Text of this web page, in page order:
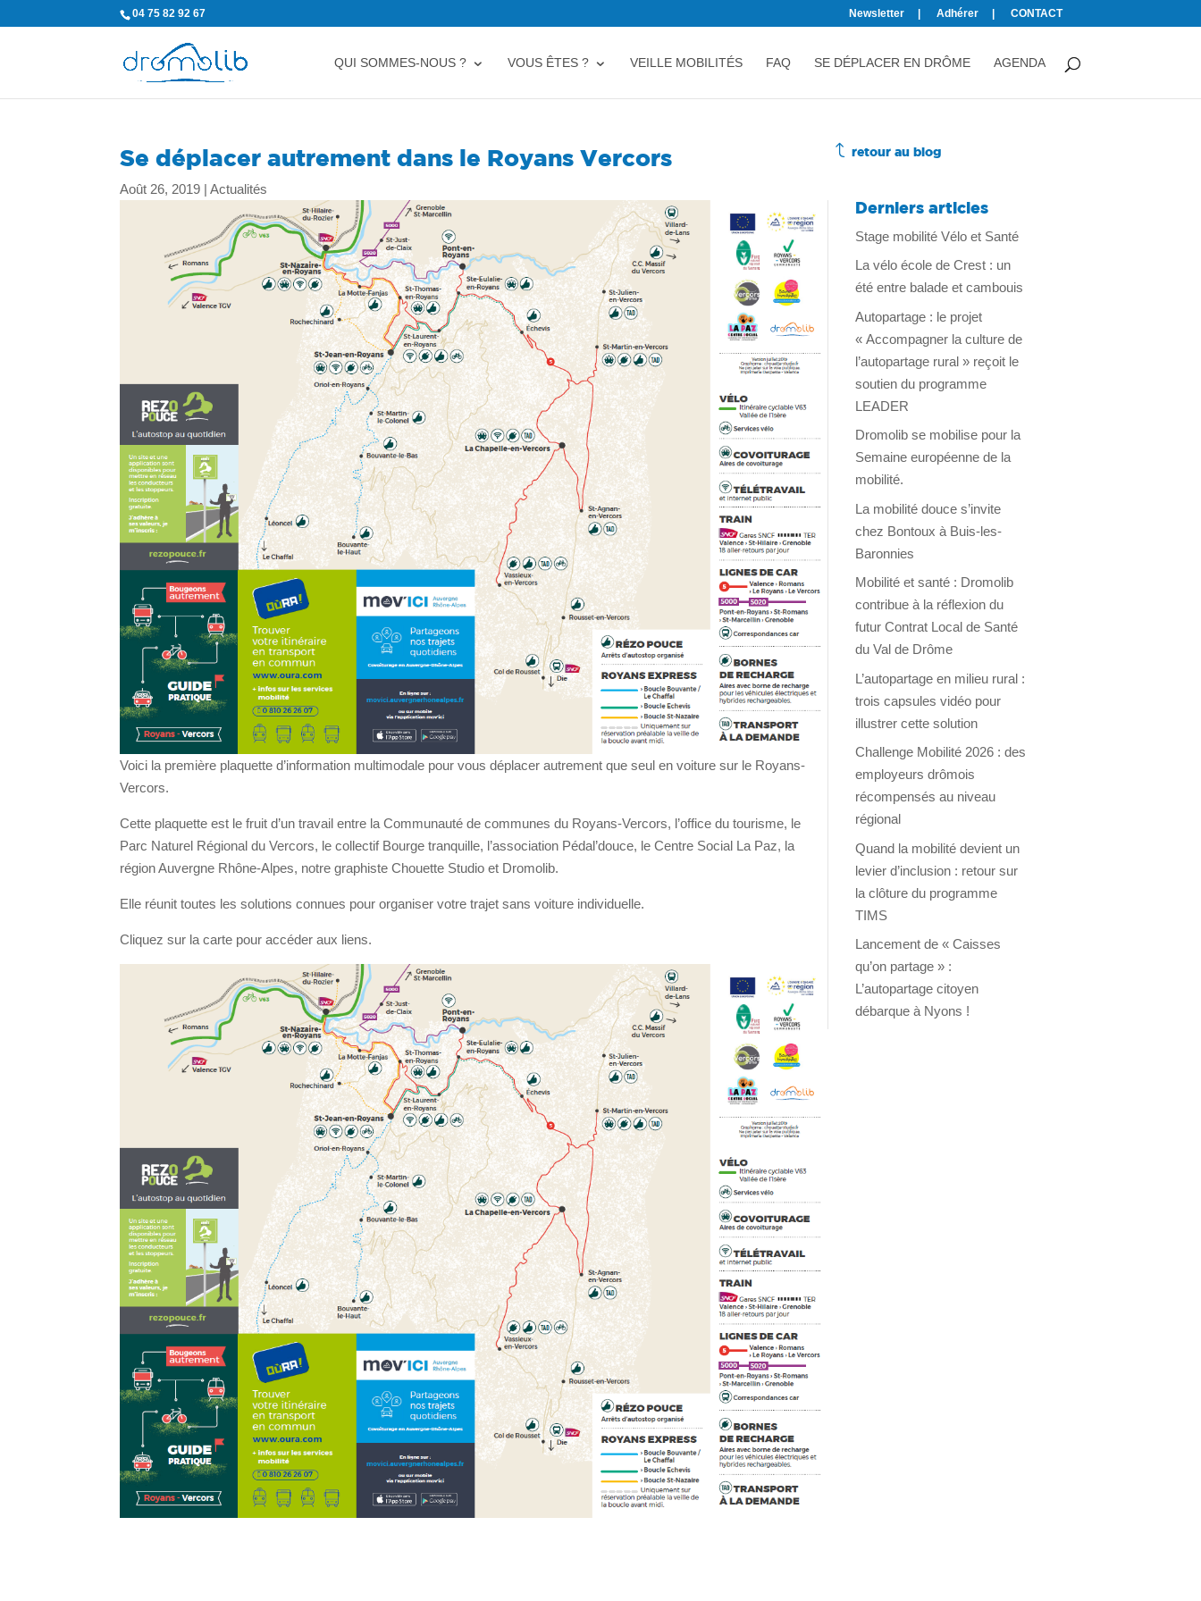
04 75 82 92 67 Newsletter Adhérer CONTACT
QUI SOMMES-NOUS ? VOUS ÊTES ? VEILLE MOBILITÉS FAQ SE DÉPLACER EN DRÔME AGENDA
Se déplacer autrement dans le Royans Vercors
Août 26, 2019 |Actualités
J retour au blog
Voici la première plaquette d’information multimodale pour vous déplacer autrement que seul en voiture sur le Royans-
Vercors.
Cette plaquette est le fruit d’un travail entre la Communauté de communes du Royans-Vercors, l’office du tourisme, le
Parc Naturel Régional du Vercors, le collectif Bourge tranquille, l’association Pédal’douce, le Centre Social La Paz, la
région Auvergne Rhône-Alpes, notre graphiste Chouette Studio et Dromolib.
Elle réunit toutes les solutions connues pour organiser votre trajet sans voiture individuelle.
Cliquez sur la carte pour accéder aux liens.
Derniers articles
Stage mobilité Vélo et Santé
La vélo école de Crest : un
été entre balade et cambouis
Autopartage : le projet
« Accompagner la culture de
l’autopartage rural » reçoit le
soutien du programme
LEADER
Dromolib se mobilise pour la
Semaine européenne de la
mobilité.
La mobilité douce s’invite
chez Bontoux à Buis-les-
Baronnies
Mobilité et santé : Dromolib
contribue à la réflexion du
futur Contrat Local de Santé
du Val de Drôme
L’autopartage en milieu rural :
trois capsules vidéo pour
illustrer cette solution
Challenge Mobilité 2026 : des
employeurs drômois
récompensés au niveau
régional
Quand la mobilité devient un
levier d’inclusion : retour sur
la clôture du programme
TIMS
Lancement de « Caisses
qu’on partage » :
L’autopartage citoyen
débarque à Nyons !